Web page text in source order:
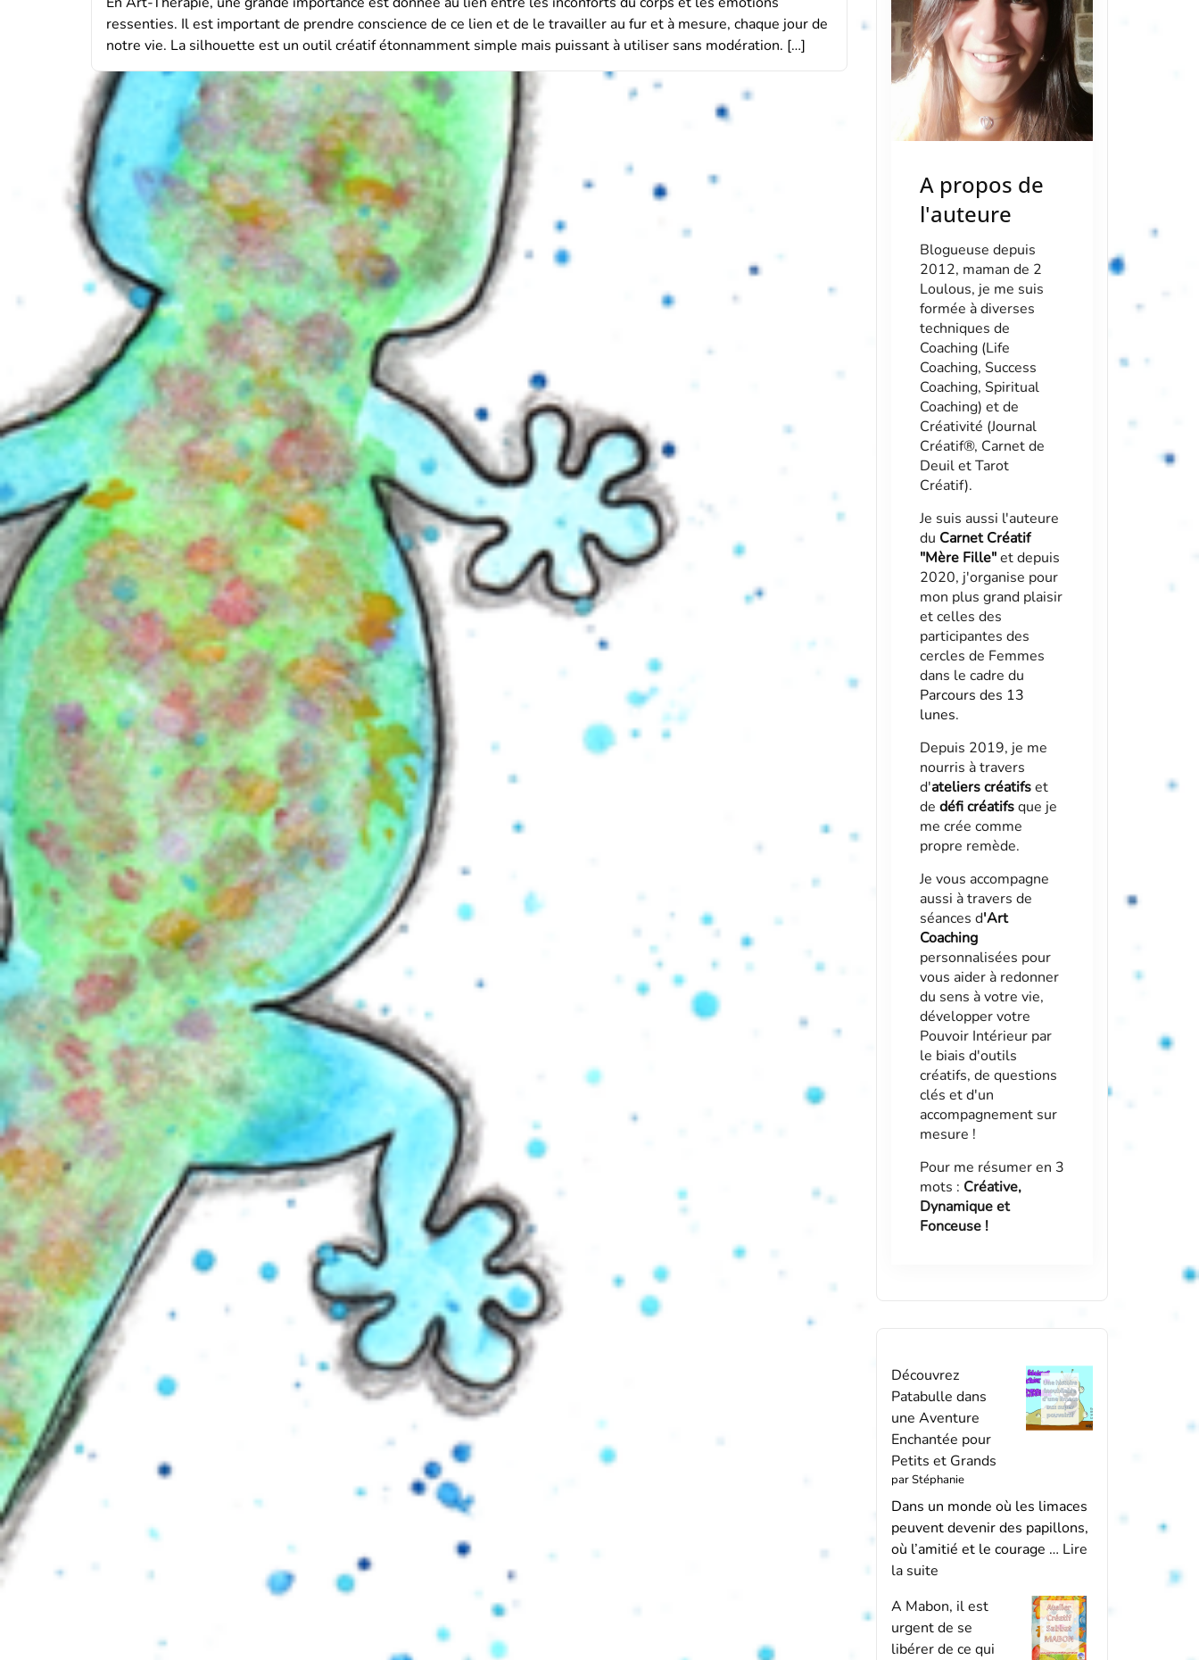
ressenties. Il est important de prendre conscience de ce lien et de le travailler au fur et à mesure, chaque jour de
notre vie. La silhouette est un outil créatif étonnamment simple mais puissant à utiliser sans modération. […]
A propos de
l'auteure
Blogueuse depuis
2012, maman de 2
Loulous, je me suis
formée à diverses
techniques de
Coaching (Life
Coaching, Success
Coaching, Spiritual
Coaching) et de
Créativité (Journal
Créatif®, Carnet de
Deuil et Tarot
Créatif).
Je suis aussi l'auteure
du Carnet Créatif
"Mère Fille"et depuis
2020, j'organise pour
mon plus grand plaisir
et celles des
participantes des
cercles de Femmes
dans le cadre du
Parcours des 13
lunes.
Depuis 2019, je me
nourris à travers
d'ateliers créatifset
de défi créatifsque je
me crée comme
propre remède.
Je vous accompagne
aussi à travers de
séances d'Art
Coaching
personnalisées pour
vous aider à redonner
du sens à votre vie,
développer votre
Pouvoir Intérieur par
le biais d'outils
créatifs, de questions
clés et d'un
accompagnement sur
mesure !
Pour me résumer en 3
mots : Créative,
Dynamique et
Fonceuse !
Découvrez
Patabulle dans
une Aventure
Enchantée pour
Petits et Grands
par Stéphanie
Dans un monde où les limaces
peuvent devenir des papillons,
où l’amitié et le courage … Lire
la suite
A Mabon, il est
urgent de se
libérer de ce qui